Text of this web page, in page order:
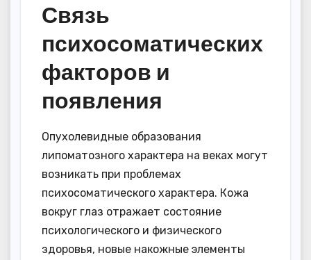
Связь
психосоматических
факторов и
появления
Опухолевидные образования
липоматозного характера на веках могут
возникать при проблемах
психосоматического характера. Кожа
вокруг глаз отражает состояние
психологического и физического
здоровья, новые накожные элементы